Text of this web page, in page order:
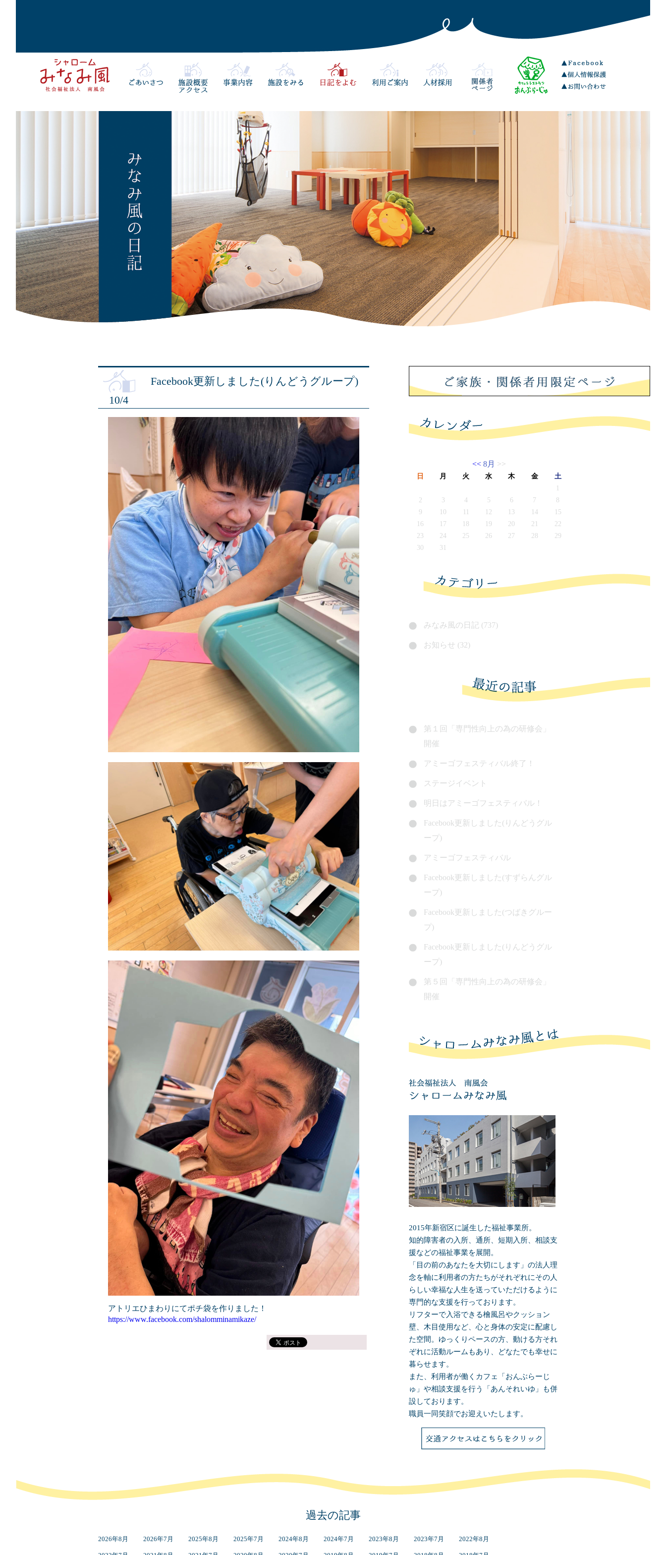
10/4
Facebook更新しました(りんどうグループ)
アトリエひまわりにてポチ袋を作りました！
https://www.facebook.com/shalomminamikaze/
<< 8月 >>
日 月 火 水 木 金
土
2
3 4 5 6 7
8
9
10 12 13 14
15
16
17 18 19 20 21
22
23
24 25 26 27 28
29
30
31
みなみ風の日記 (737)
お知らせ (32)
第１回「専門性向上の為の研修会」
開催
アミーゴフェスティバル終了！
ステージイベント
明日はアミーゴフェスティバル！
Facebook更新しました(りんどうグル
ープ)
アミーゴフェスティバル
Facebook更新しました(すずらんグル
ープ)
Facebook更新しました(つばきグルー
プ)
Facebook更新しました(りんどうグル
ープ)
第５回「専門性向上の為の研修会」
開催
2015年新宿区に誕生した福祉事業所。
知的障害者の入所、通所、短期入所、相談支
援などの福祉事業を展開。
「目の前のあなたを大切にします」の法人理
念を軸に利用者の方たちがそれぞれにその人
らしい幸福な人生を送っていただけるように
専門的な支援を行っております。
リフターで入浴できる檜風呂やクッション
壁、木目使用など、心と身体の安定に配慮し
た空間。ゆっくりペースの方、動ける方それ
ぞれに活動ルームもあり、どなたでも幸せに
暮らせます。
また、利用者が働くカフェ「おんぶらーじ
ゅ」や相談支援を行う「あんそれいゆ」も併
設しております。
職員一同笑顔でお迎えいたします。
過去の記事
2026年8月 2026年7月 2025年8月 2025年7月 2024年8月 2024年7月 2023年8月 2023年7月 2022年8月